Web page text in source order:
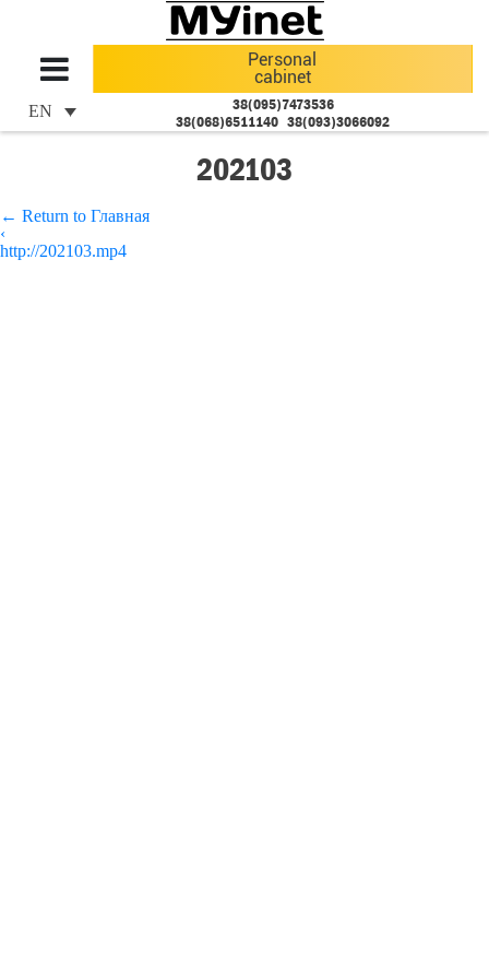
Personal
cabinet
EN
38(095)7473536
38(068)6511140 38(093)3066092
202103
← Return to Главная
‹
http://202103.mp4